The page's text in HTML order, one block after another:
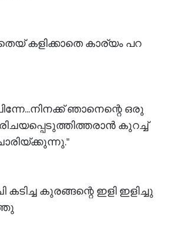
കളിക്കാതെ കാര്യം പറ
ഞാനെന്റെ ഒരു
കുറച്ച്
കുരങ്ങന്റെ ഇളി ഇളിച്ചു